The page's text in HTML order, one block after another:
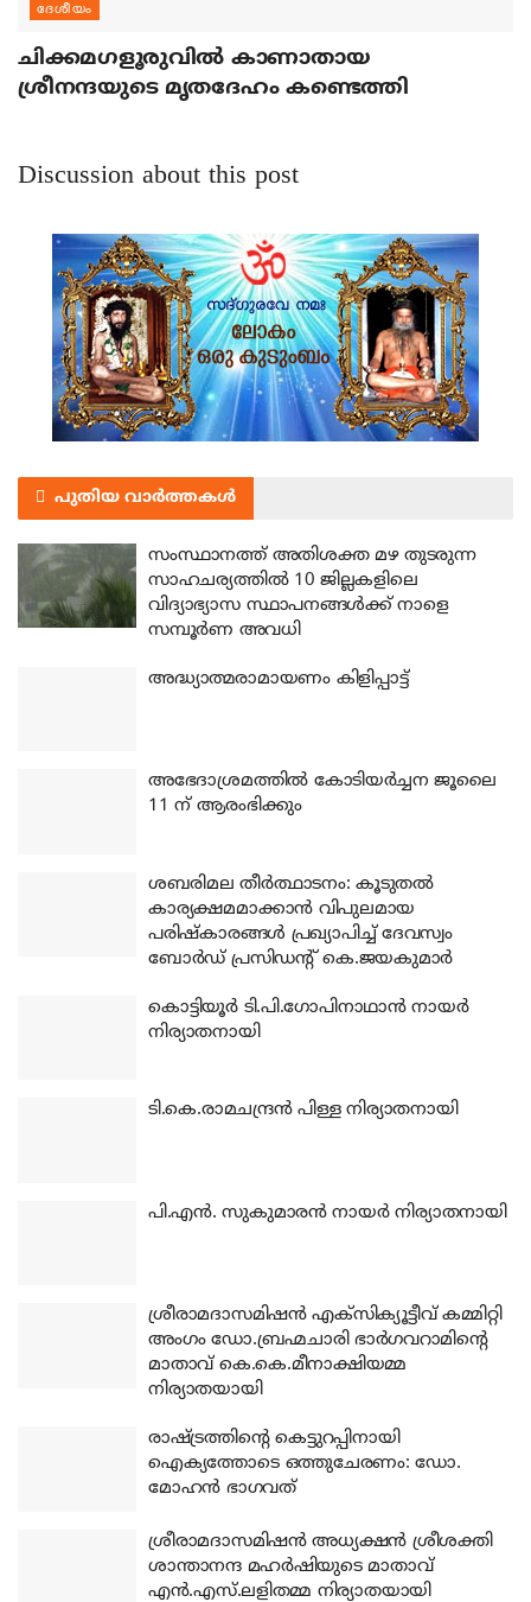
ദേശീയം
ചിക്കമഗളൂരുവില്‍ കാണാതായ
ശ്രീനന്ദയുടെ മൃതദേഹം കണ്ടെത്തി
Discussion about this post
പുതിയ വാർത്തകൾ
സംസ്ഥാനത്ത് അതിശക്ത മഴ തുടരുന്ന
സാഹചര്യത്തിൽ 10 ജില്ലകളിലെ
വിദ്യാഭ്യാസ സ്ഥാപനങ്ങൾക്ക് നാളെ
സമ്പൂർണ അവധി
അദ്ധ്യാത്മരാമായണം കിളിപ്പാട്ട്
അഭേദാശ്രമത്തില്‍ കോടിയര്‍ച്ചന ജൂലൈ
11 ന് ആരംഭിക്കും
ശബരിമല തീര്‍ത്ഥാടനം: കൂടുതല്‍
കാര്യക്ഷമമാക്കാന്‍ വിപുലമായ
പരിഷ്‌കാരങ്ങള്‍ പ്രഖ്യാപിച്ച് ദേവസ്വം
ബോര്‍ഡ് പ്രസിഡന്റ് കെ.ജയകുമാര്‍
കൊട്ടിയൂര്‍ ടി.പി.ഗോപിനാഥാന്‍ നായര്‍
നിര്യാതനായി
ടി.കെ.രാമചന്ദ്രന്‍ പിള്ള നിര്യാതനായി
പി.എന്‍. സുകുമാരന്‍ നായര്‍ നിര്യാതനായി
ശ്രീരാമദാസമിഷന്‍ എക്‌സിക്യൂട്ടീവ് കമ്മിറ്റി
അംഗം ഡോ.ബ്രഹ്മചാരി ഭാര്‍ഗവറാമിന്റെ
മാതാവ് കെ.കെ.മീനാക്ഷിയമ്മ
നിര്യാതയായി
രാഷ്ട്രത്തിന്റെ കെട്ടുറപ്പിനായി
ഐക്യത്തോടെ ഒത്തുചേരണം: ഡോ.
മോഹന്‍ ഭാഗവത്
ശ്രീരാമദാസമിഷന്‍ അധ്യക്ഷന്‍ ശ്രീശക്തി
ശാന്താനന്ദ മഹര്‍ഷിയുടെ മാതാവ്
എന്‍.എസ്.ലളിതമ്മ നിര്യാതയായി